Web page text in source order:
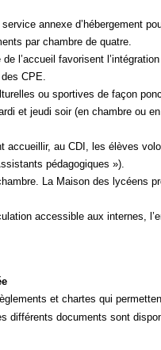
annexe d’hébergement
par chambre de quatre.
l’accueil favorisent
CPE.
ou sportives de façon
et jeudi soir (en chambre ou
accueillir, au CDI, les élèves
pédagogiques »).
La Maison des lycéens
accessible aux internes,
et chartes qui
différents documents sont